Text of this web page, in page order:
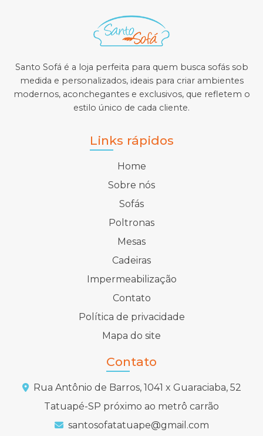
Santo Sofá é a loja perfeita para quem busca sofás sob
medida e personalizados, ideais para criar ambientes
modernos, aconchegantes e exclusivos, que refletem o
estilo único de cada cliente.
Links rápidos
Home
Sobre nós
Sofás
Poltronas
Mesas
Cadeiras
Impermeabilização
Contato
Política de privacidade
Mapa do site
Contato
Rua Antônio de Barros, 1041 x Guaraciaba, 52
Tatuapé-SP próximo ao metrô carrão
santosofatatuape@gmail.com